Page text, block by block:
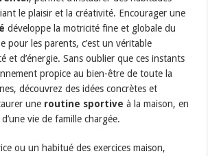
le plaisir et la créativité. Encourager une
développe la motricité fine et globale du
pour les parents, c’est un véritable
et d’énergie. Sans oublier que ces instants
propice au bien-être de toute la
découvrez des idées concrètes et
une routine sportive à la maison, en
vie de famille chargée.
ou un habitué des exercices maison,